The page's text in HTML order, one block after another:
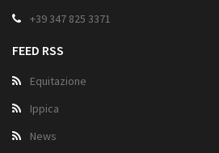
+39 347 825 3371
FEED RSS
Equitazione
Ippica
News